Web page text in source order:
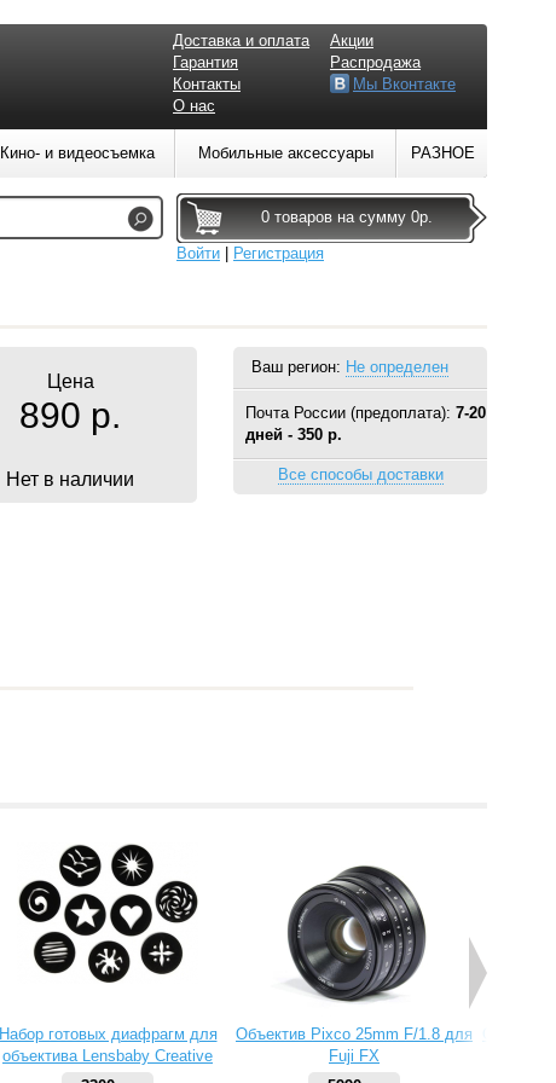
Ваш регион: Не определен
Почта России (предоплата): 7-20
дней - 350 р.
Все способы доставки
Цена
890 р.
Нет в наличии
Набор готовых диафрагм для
объектива Lensbaby Creative
Aperture Kit 2
Объектив Pixco 25mm F/1.8 для
Fuji FX
Доставка и оплата
Гарантия
Контакты
О нас
Акции
Распродажа
Мы Вконтакте
Кино- и видеосъемка Мобильные аксессуары РАЗНОЕ
0 товаров на сумму 0р.
Войти
Регистрация